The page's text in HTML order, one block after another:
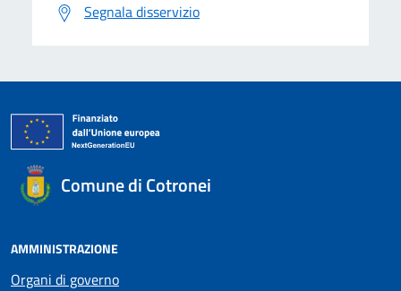
Segnala disservizio
Comune di Cotronei
AMMINISTRAZIONE
Organi di governo